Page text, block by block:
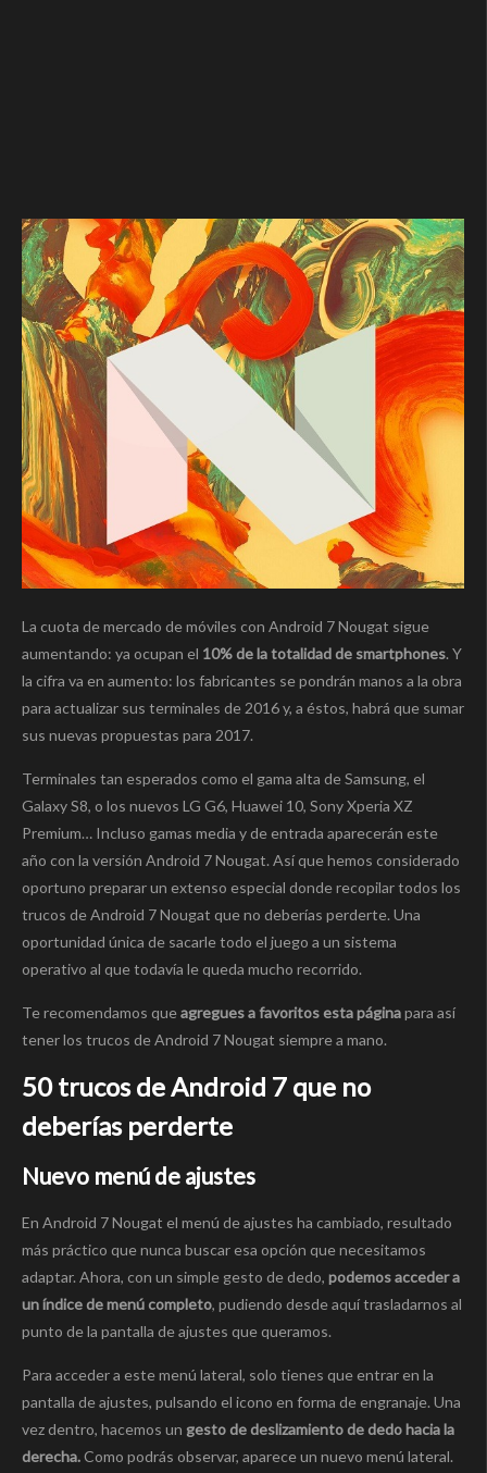
La cuota de mercado de móviles con Android 7 Nougat sigue
aumentando: ya ocupan el 10% de la totalidad de smartphones. Y
la cifra va en aumento: los fabricantes se pondrán manos a la obra
para actualizar sus terminales de 2016 y, a éstos, habrá que sumar
sus nuevas propuestas para 2017.
Terminales tan esperados como el gama alta de Samsung, el
Galaxy S8, o los nuevos LG G6, Huawei 10, Sony Xperia XZ
Premium… Incluso gamas media y de entrada aparecerán este
año con la versión Android 7 Nougat. Así que hemos considerado
oportuno preparar un extenso especial donde recopilar todos los
trucos de Android 7 Nougat que no deberías perderte. Una
oportunidad única de sacarle todo el juego a un sistema
operativo al que todavía le queda mucho recorrido.
Te recomendamos queagregues a favoritos esta páginapara así
tener los trucos de Android 7 Nougat siempre a mano.
50 trucos de Android 7 que no
deberías perderte
Nuevo menú de ajustes
En Android 7 Nougat el menú de ajustes ha cambiado, resultado
más práctico que nunca buscar esa opción que necesitamos
adaptar. Ahora, con un simple gesto de dedo, podemos acceder a
un índice de menú completo, pudiendo desde aquí trasladarnos al
punto de la pantalla de ajustes que queramos.
Para acceder a este menú lateral, solo tienes que entrar en la
pantalla de ajustes, pulsando el icono en forma de engranaje. Una
vez dentro, hacemos un gesto de deslizamiento de dedo hacia la
derecha.Como podrás observar, aparece un nuevo menú lateral.